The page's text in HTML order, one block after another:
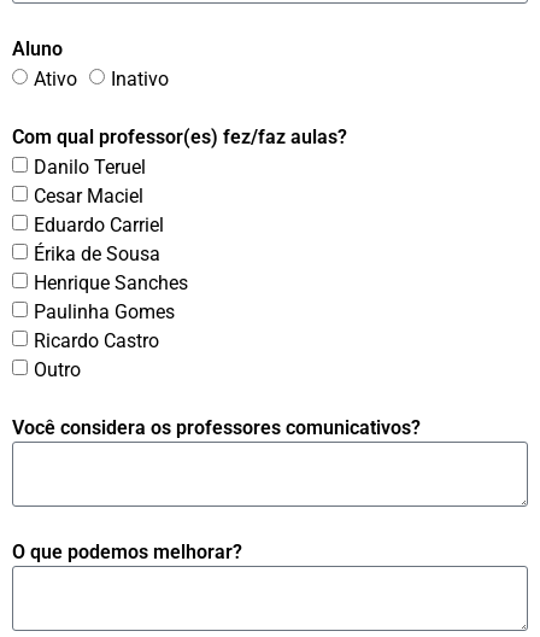
Aluno
Ativo
Inativo
Com qual professor(es) fez/faz aulas?
Danilo Teruel
Cesar Maciel
Eduardo Carriel
Érika de Sousa
Henrique Sanches
Paulinha Gomes
Ricardo Castro
Outro
Você considera os professores comunicativos?
O que podemos melhorar?